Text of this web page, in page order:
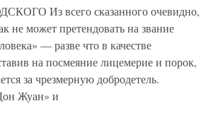
Из всего сказанного очевидно,
не может претендовать на звание
— разве что в качестве
на посмеяние лицемерие и порок,
за чрезмерную добродетель.
Жуан» и